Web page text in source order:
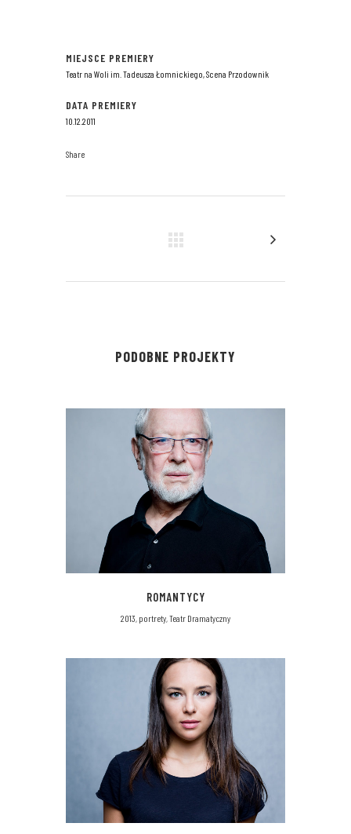
MIEJSCE PREMIERY
Teatr na Woli im. Tadeusza Łomnickiego, Scena Przodownik
DATA PREMIERY
10.12.2011
Share
PODOBNE PROJEKTY
ROMANTYCY
2013, portrety, Teatr Dramatyczny